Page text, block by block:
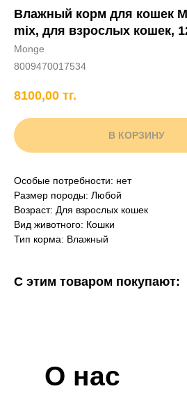
Хорькам
+7 706 407
Написать в
Влажный корм для кошек
mix, для взрослых кошек,
Monge
8009470017534
8100,00 тг.
В КОРЗИНУ
Особые потребности: нет
Размер породы: Любой
Возраст: Для взрослых кошек
Вид животного: Кошки
Тип корма: Влажный
С этим товаром покупают:
О нас